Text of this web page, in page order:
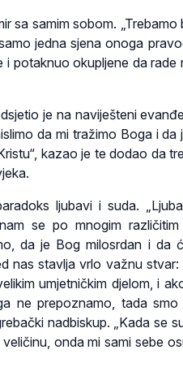
sa samim sobom. „Trebamo
jedna sjena onoga
i potaknuo okupljene da rade
je na naviješteni
da mi tražimo Boga i da
kazao je te dodao da
ljubavi i suda.
se po mnogim različitim
da je Bog milosrdan i da
nas stavlja vrlo važnu stvar:
umjetničkim djelom, i
ne prepoznamo, tada smo
nadbiskup. „Kada se
onda mi sami sebe